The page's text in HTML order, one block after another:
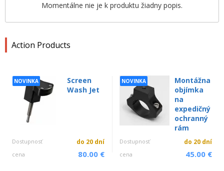
Action Products
NOVINKA
Screen
Wash Jet
Dostupnosť do 20 dní
cena 80.00 €
NOVINKA
Montážna
objímka
na
expedičný
ochranný
rám
Dostupnosť do 20 dní
cena 45.00 €
Momentálne nie je k produktu žiadny popis.